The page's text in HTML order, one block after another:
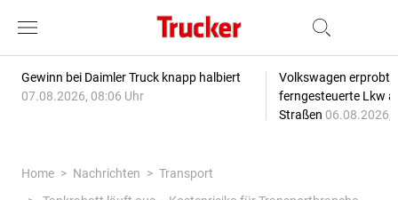
Gewinn bei Daimler Truck knapp halbiert
07.08.2026, 08:06 Uhr
Volkswagen erprobt
ferngesteuerte Lkw
Straßen 06.08.2026,
Home Nachrichten
Transport